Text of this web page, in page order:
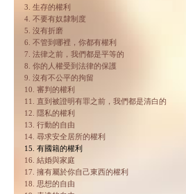
3. 生存的權利
4. 不要有奴隸制度
5. 沒有折磨
6. 不管到哪裡，你都有權利
7. 法律之前，我們都是平等的
8. 你的人權受到法律的保護
9. 沒有不公平的拘留
10. 審判的權利
11. 直到被證明有罪之前，我們都是清白的
12. 隱私的權利
13. 行動的自由
14. 尋求安全居所的權利
15. 有國籍的權利
16. 結婚與家庭
17. 擁有屬於你自己東西的權利
18. 思想的自由